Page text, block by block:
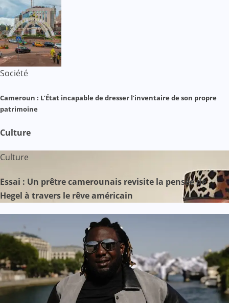
Société
Cameroun : L’État incapable de dresser l’inventaire de son propre
patrimoine
Culture
Culture
Essai : Un prêtre camerounais revisite la pensée de
Hegel à travers le rêve américain